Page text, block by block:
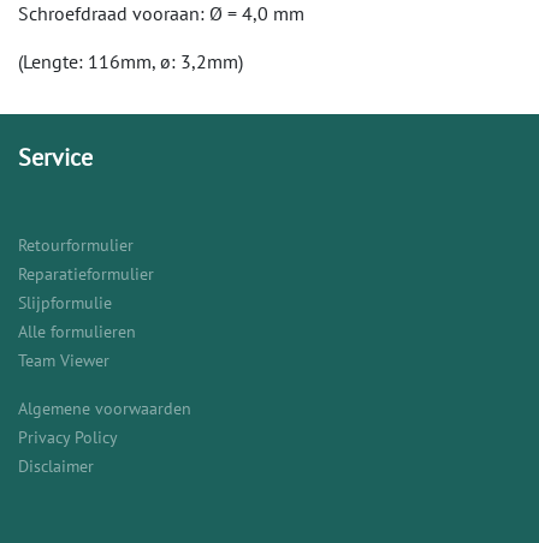
Schroefdraad vooraan: Ø = 4,0 mm
(Lengte: 116mm, ø: 3,2mm)
Service
Retourformulier
Reparatieformulier
Slijpformulie
Alle formulieren
Team Viewer
Algemene voorwaarden
Privacy Policy
Disclaimer